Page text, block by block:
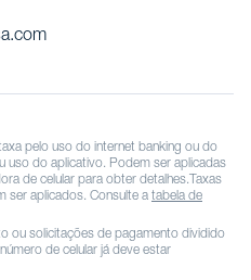
pelo uso do internet banking ou do
uso do aplicativo. Podem ser aplicadas
de celular para obter detalhes.Taxas
ser aplicados. Consulte a tabela de
ou solicitações de pagamento dividido
de celular já deve estar